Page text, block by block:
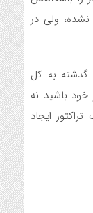
ولی در
تراکتور در 25 سال گذشته به کل
خود باشید نه
ایجاد